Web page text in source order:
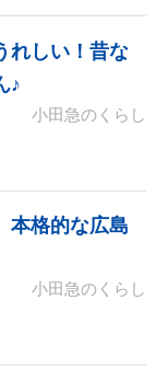
れしい！昔な
♪
小田急のくらし
本格的な広島
小田急のくらし